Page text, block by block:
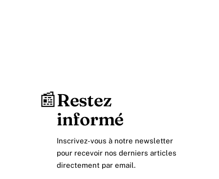
📰Restez
informé
Inscrivez-vous à notre newsletter
pour recevoir nos derniers articles
directement par email.